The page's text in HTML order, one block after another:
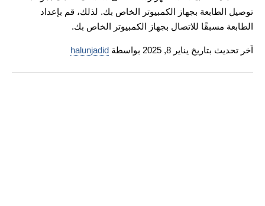
توصيل الطابعة بجهاز الكمبيوتر الخاص بك. لذلك، قم بإعداد
الطابعة مسبقًا للاتصال بجهاز الكمبيوتر الخاص بك.
آخر تحديث بتاريخ يناير 8, 2025 بواسطة halunjadid